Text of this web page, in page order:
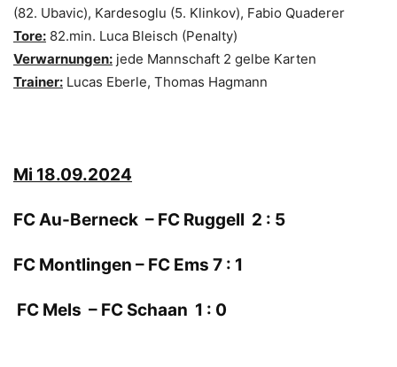
(82. Ubavic), Kardesoglu (5. Klinkov), Fabio Quaderer
Tore: 82.min. Luca Bleisch (Penalty)
Verwarnungen: jede Mannschaft 2 gelbe Karten
Trainer: Lucas Eberle, Thomas Hagmann
Mi 18.09.2024
FC Au-Berneck – FC Ruggell 2 : 5
FC Montlingen – FC Ems 7 : 1
FC Mels – FC Schaan 1 : 0